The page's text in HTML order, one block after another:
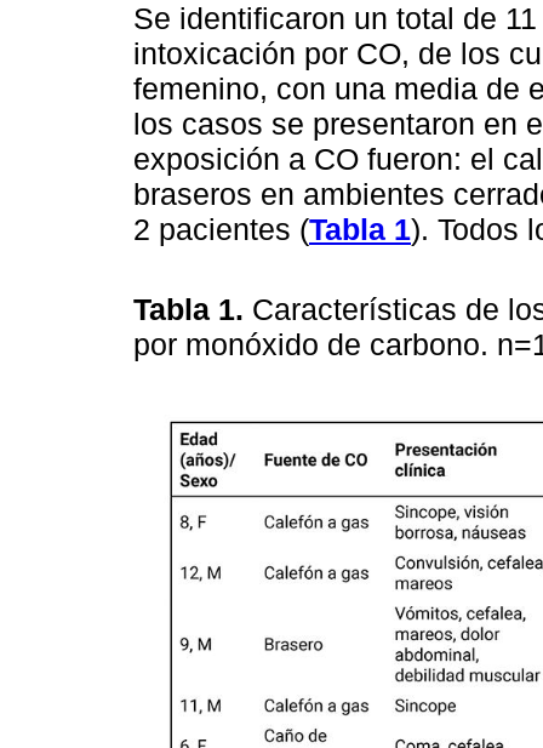
Se identificaron un total de
intoxicación por CO, de los
femenino, con una media de
los casos se presentaron en
exposición a CO fueron: el
braseros en ambientes
2 pacientes (Tabla 1). Todos
Tabla 1. Características de
por monóxido de carbono.